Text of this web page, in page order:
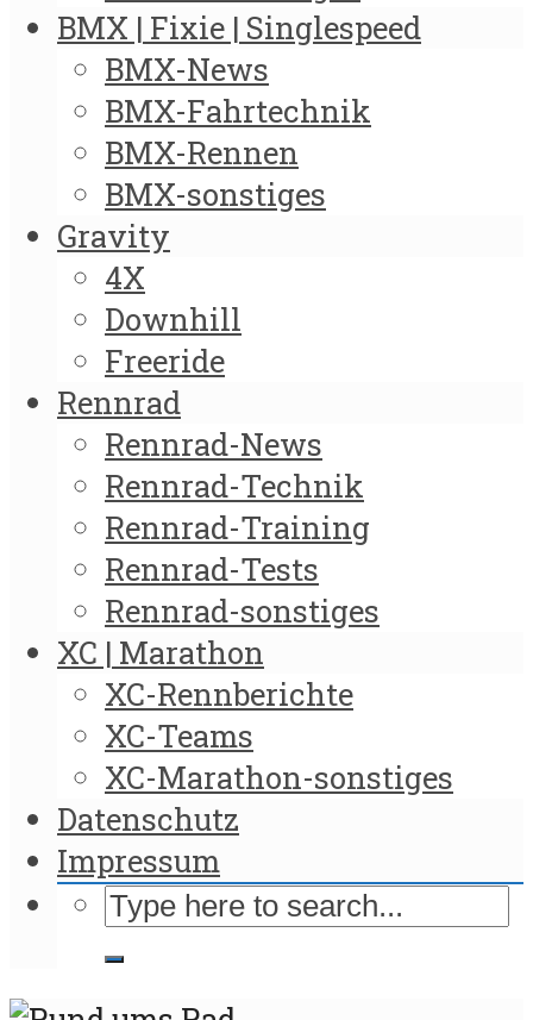
BMX | Fixie | Singlespeed
BMX-News
BMX-Fahrtechnik
BMX-Rennen
BMX-sonstiges
Gravity
4X
Downhill
Freeride
Rennrad
Rennrad-News
Rennrad-Technik
Rennrad-Training
Rennrad-Tests
Rennrad-sonstiges
XC | Marathon
XC-Rennberichte
XC-Teams
XC-Marathon-sonstiges
Datenschutz
Impressum